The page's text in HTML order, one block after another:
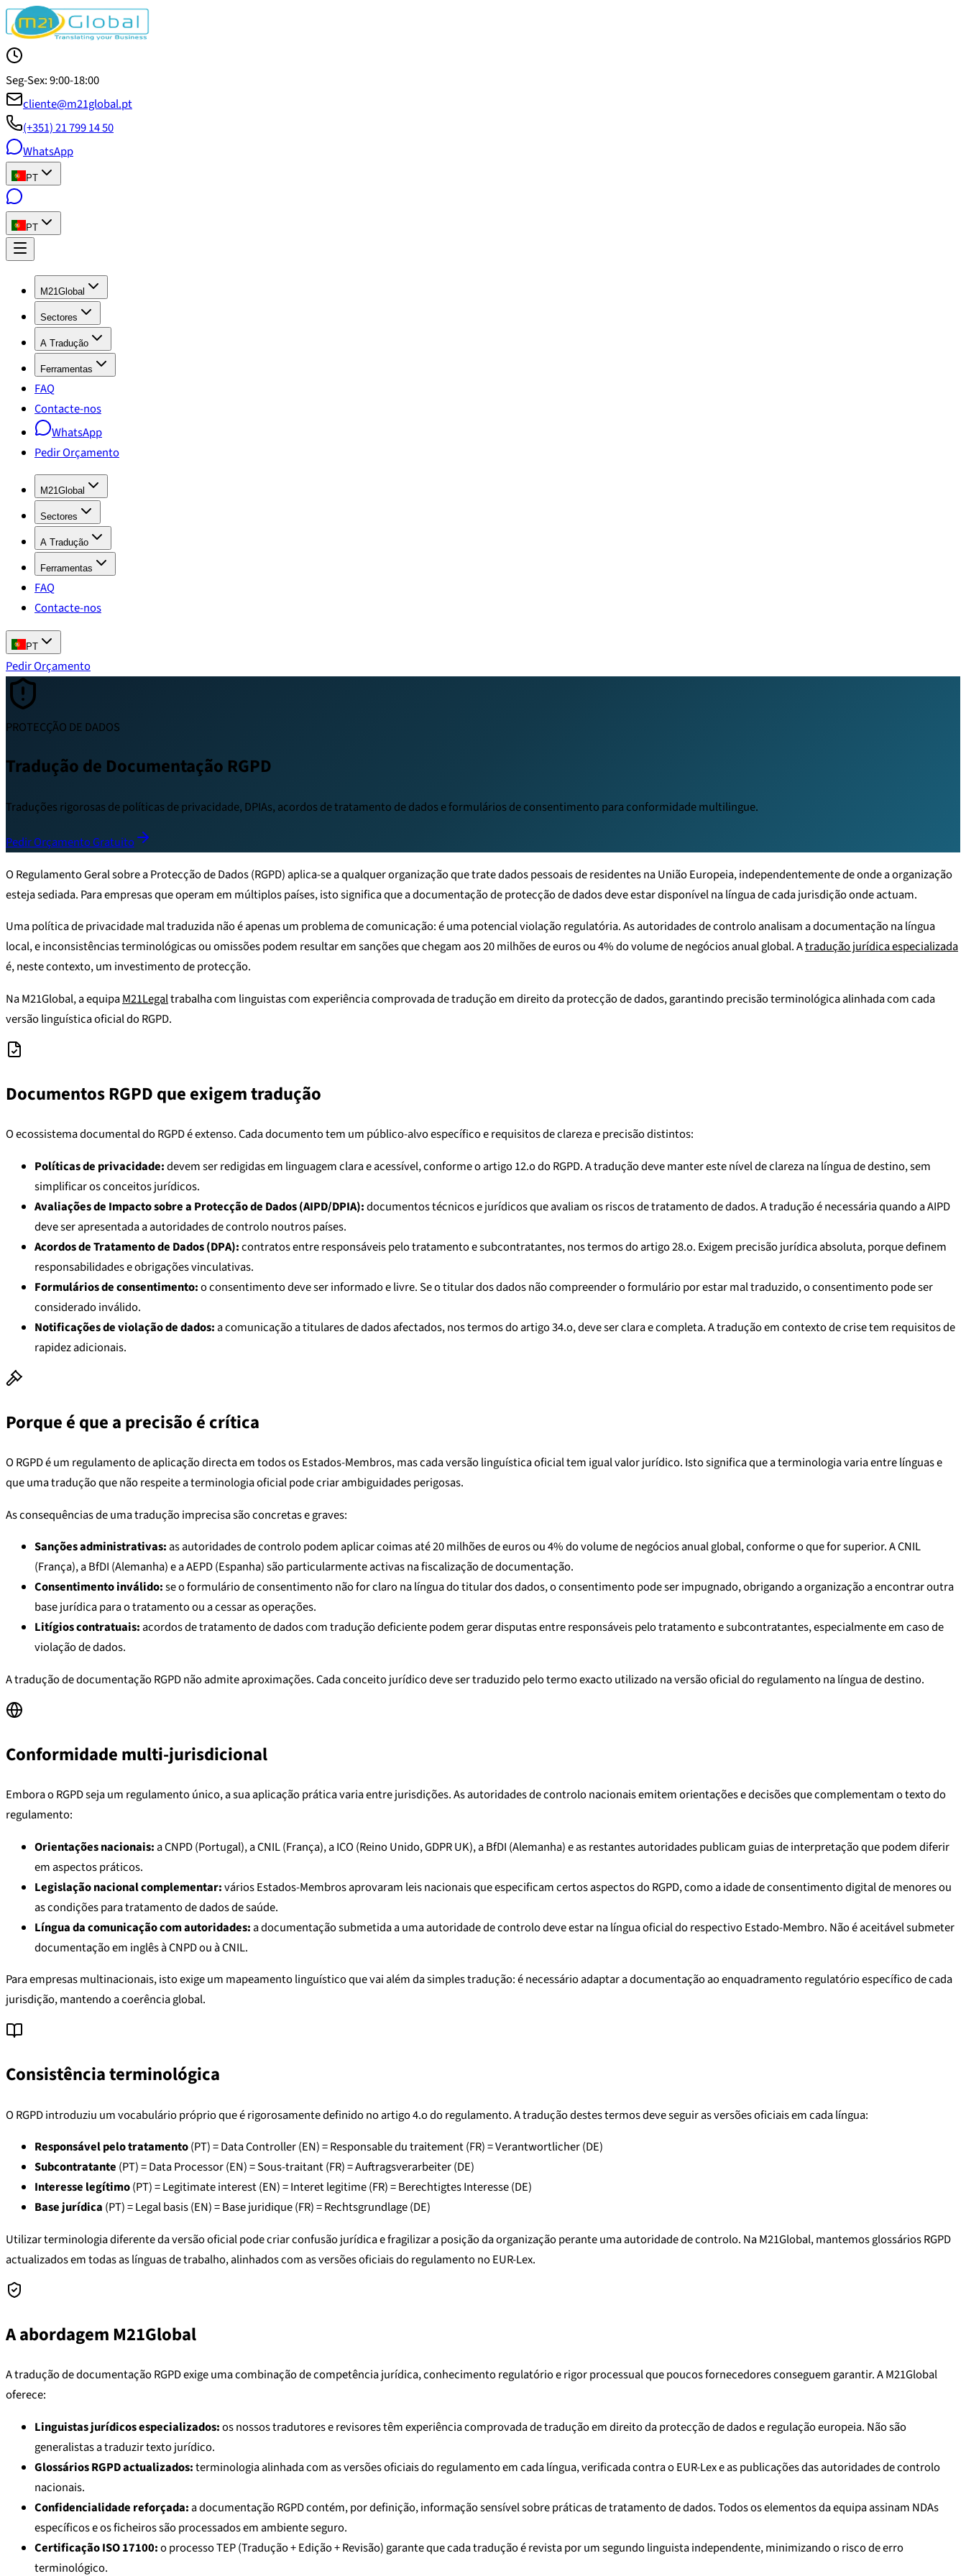
Seg-Sex: 9:00-18:00
cliente@m21global.pt
(+351) 21 799 14 50
WhatsApp
PT
PT
M21Global
Sectores
A Tradução
Ferramentas
FAQ
Contacte-nos
WhatsApp
Pedir Orçamento
M21Global
Sectores
A Tradução
Ferramentas
FAQ
Contacte-nos
PT
Pedir Orçamento
PROTECÇÃO DE DADOS
Tradução de Documentação RGPD
Traduções rigorosas de políticas de privacidade, DPIAs, acordos de tratamento de dados e formulários de consentimento para conformidade multilingue.
Pedir Orçamento Gratuito
O Regulamento Geral sobre a Protecção de Dados (RGPD) aplica-se a qualquer organização que trate dados pessoais de residentes na União Europeia, independentemente de onde a organização
esteja sediada. Para empresas que operam em múltiplos países, isto significa que a documentação de protecção de dados deve estar disponível na língua de cada jurisdição onde actuam.
Uma política de privacidade mal traduzida não é apenas um problema de comunicação: é uma potencial violação regulatória. As autoridades de controlo analisam a documentação na língua
local, e inconsistências terminológicas ou omissões podem resultar em sanções que chegam aos 20 milhões de euros ou 4% do volume de negócios anual global. Atradução jurídica especializada
é, neste contexto, um investimento de protecção.
Na M21Global, a equipaM21Legaltrabalha com linguistas com experiência comprovada de tradução em direito da protecção de dados, garantindo precisão terminológica alinhada com cada
versão linguística oficial do RGPD.
Documentos RGPD que exigem tradução
O ecossistema documental do RGPD é extenso. Cada documento tem um público-alvo específico e requisitos de clareza e precisão distintos:
Políticas de privacidade:devem ser redigidas em linguagem clara e acessível, conforme o artigo 12.o do RGPD. A tradução deve manter este nível de clareza na língua de destino, sem
simplificar os conceitos jurídicos.
Avaliações de Impacto sobre a Protecção de Dados (AIPD/DPIA):documentos técnicos e jurídicos que avaliam os riscos de tratamento de dados. A tradução é necessária quando a AIPD
deve ser apresentada a autoridades de controlo noutros países.
Acordos de Tratamento de Dados (DPA):contratos entre responsáveis pelo tratamento e subcontratantes, nos termos do artigo 28.o. Exigem precisão jurídica absoluta, porque definem
responsabilidades e obrigações vinculativas.
Formulários de consentimento:o consentimento deve ser informado e livre. Se o titular dos dados não compreender o formulário por estar mal traduzido, o consentimento pode ser
considerado inválido.
Notificações de violação de dados:a comunicação a titulares de dados afectados, nos termos do artigo 34.o, deve ser clara e completa. A tradução em contexto de crise tem requisitos de
rapidez adicionais.
Porque é que a precisão é crítica
O RGPD é um regulamento de aplicação directa em todos os Estados-Membros, mas cada versão linguística oficial tem igual valor jurídico. Isto significa que a terminologia varia entre línguas e
que uma tradução que não respeite a terminologia oficial pode criar ambiguidades perigosas.
As consequências de uma tradução imprecisa são concretas e graves:
Sanções administrativas:as autoridades de controlo podem aplicar coimas até 20 milhões de euros ou 4% do volume de negócios anual global, conforme o que for superior. A CNIL
(França), a BfDI (Alemanha) e a AEPD (Espanha) são particularmente activas na fiscalização de documentação.
Consentimento inválido:se o formulário de consentimento não for claro na língua do titular dos dados, o consentimento pode ser impugnado, obrigando a organização a encontrar outra
base jurídica para o tratamento ou a cessar as operações.
Litígios contratuais:acordos de tratamento de dados com tradução deficiente podem gerar disputas entre responsáveis pelo tratamento e subcontratantes, especialmente em caso de
violação de dados.
A tradução de documentação RGPD não admite aproximações. Cada conceito jurídico deve ser traduzido pelo termo exacto utilizado na versão oficial do regulamento na língua de destino.
Conformidade multi-jurisdicional
Embora o RGPD seja um regulamento único, a sua aplicação prática varia entre jurisdições. As autoridades de controlo nacionais emitem orientações e decisões que complementam o texto do
regulamento:
Orientações nacionais:a CNPD (Portugal), a CNIL (França), a ICO (Reino Unido, GDPR UK), a BfDI (Alemanha) e as restantes autoridades publicam guias de interpretação que podem diferir
em aspectos práticos.
Legislação nacional complementar:vários Estados-Membros aprovaram leis nacionais que especificam certos aspectos do RGPD, como a idade de consentimento digital de menores ou
as condições para tratamento de dados de saúde.
Língua da comunicação com autoridades:a documentação submetida a uma autoridade de controlo deve estar na língua oficial do respectivo Estado-Membro. Não é aceitável submeter
documentação em inglês à CNPD ou à CNIL.
Para empresas multinacionais, isto exige um mapeamento linguístico que vai além da simples tradução: é necessário adaptar a documentação ao enquadramento regulatório específico de cada
jurisdição, mantendo a coerência global.
Consistência terminológica
O RGPD introduziu um vocabulário próprio que é rigorosamente definido no artigo 4.o do regulamento. A tradução destes termos deve seguir as versões oficiais em cada língua:
Responsável pelo tratamento(PT) = Data Controller (EN) = Responsable du traitement (FR) = Verantwortlicher (DE)
Subcontratante (PT) = Data Processor (EN) = Sous-traitant (FR) = Auftragsverarbeiter (DE)
Interesse legítimo(PT) = Legitimate interest (EN) = Interet legitime (FR) = Berechtigtes Interesse (DE)
Base jurídica (PT) = Legal basis (EN) = Base juridique (FR) = Rechtsgrundlage (DE)
Utilizar terminologia diferente da versão oficial pode criar confusão jurídica e fragilizar a posição da organização perante uma autoridade de controlo. Na M21Global, mantemos glossários RGPD
actualizados em todas as línguas de trabalho, alinhados com as versões oficiais do regulamento no EUR-Lex.
A abordagem M21Global
A tradução de documentação RGPD exige uma combinação de competência jurídica, conhecimento regulatório e rigor processual que poucos fornecedores conseguem garantir. A M21Global
oferece:
Linguistas jurídicos especializados:os nossos tradutores e revisores têm experiência comprovada de tradução em direito da protecção de dados e regulação europeia. Não são
generalistas a traduzir texto jurídico.
Glossários RGPD actualizados:terminologia alinhada com as versões oficiais do regulamento em cada língua, verificada contra o EUR-Lex e as publicações das autoridades de controlo
nacionais.
Confidencialidade reforçada:a documentação RGPD contém, por definição, informação sensível sobre práticas de tratamento de dados. Todos os elementos da equipa assinam NDAs
específicos e os ficheiros são processados em ambiente seguro.
Certificação ISO 17100:o processo TEP (Tradução + Edição + Revisão) garante que cada tradução é revista por um segundo linguista independente, minimizando o risco de erro
terminológico.